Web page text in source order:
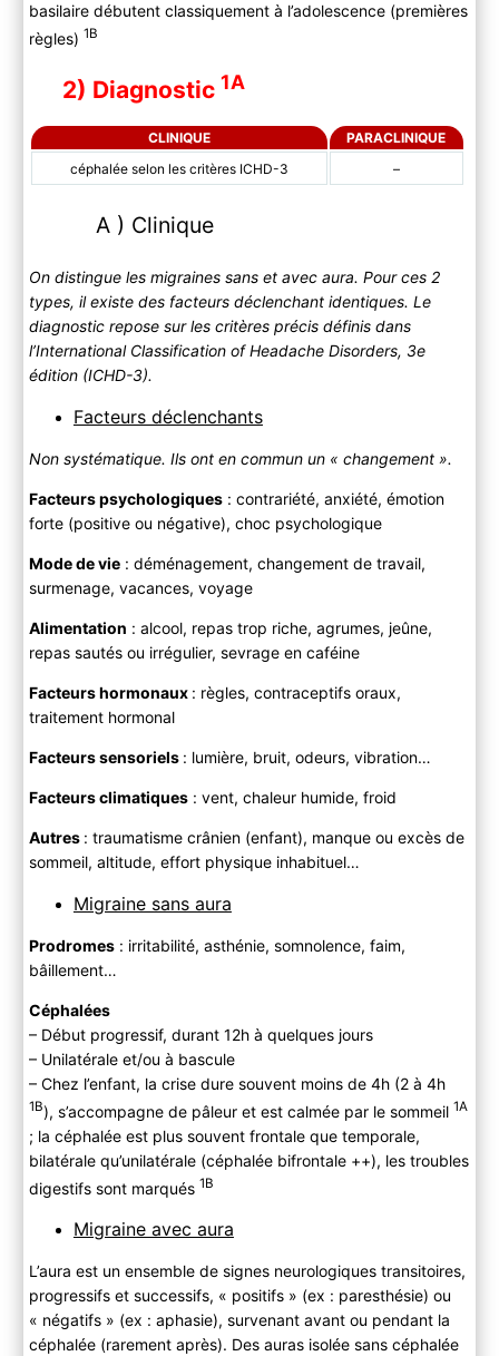
basilaire débutent classiquement à l’adolescence (premières
règles) 1B
2) Diagnostic 1A
CLINIQUE
PARACLINIQUE
céphalée selon les critères ICHD-3
–
A ) Clinique
On distingue les migraines sans et avec aura. Pour ces 2
types, il existe des facteurs déclenchant identiques. Le
diagnostic repose sur les critères précis définis dans
l’International Classification of Headache Disorders, 3e
édition (ICHD-3).
Facteurs déclenchants
Non systématique. Ils ont en commun un « changement ».
Facteurs psychologiques: contrariété, anxiété, émotion
forte (positive ou négative), choc psychologique
Mode de vie: déménagement, changement de travail,
surmenage, vacances, voyage
Alimentation : alcool, repas trop riche, agrumes, jeûne,
repas sautés ou irrégulier, sevrage en caféine
Facteurs hormonaux : règles, contraceptifs oraux,
traitement hormonal
Facteurs sensoriels : lumière, bruit, odeurs, vibration…
Facteurs climatiques: vent, chaleur humide, froid
Autres : traumatisme crânien (enfant), manque ou excès de
sommeil, altitude, effort physique inhabituel…
Migraine sans aura
Prodromes: irritabilité, asthénie, somnolence, faim,
bâillement…
Céphalées
– Début progressif, durant 12h à quelques jours
– Unilatérale et/ou à bascule
– Chez l’enfant, la crise dure souvent moins de 4h (2 à 4h
1B), s’accompagne de pâleur et est calmée par le sommeil 1A
; la céphalée est plus souvent frontale que temporale,
bilatérale qu’unilatérale (céphalée bifrontale ++), les troubles
digestifs sont marqués 1B
Migraine avec aura
L’aura est un ensemble de signes neurologiques transitoires,
progressifs et successifs, « positifs » (ex : paresthésie) ou
« négatifs » (ex : aphasie), survenant avant ou pendant la
céphalée (rarement après). Des auras isolée sans céphalée